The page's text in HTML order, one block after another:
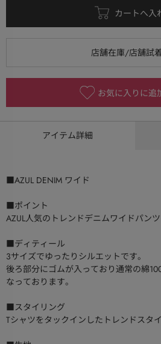
お気に入りに追
アイテム詳細
■AZUL DENIM ワイド
■ポイント
AZUL人気のトレンドデニムワイドパンツ
■ディティール
3サイズでゆったりシルエットです。
後ろ部分にゴムが入っており通常の綿
なっております。
■スタイリング
Tシャツをタックインしたトレンドスタ